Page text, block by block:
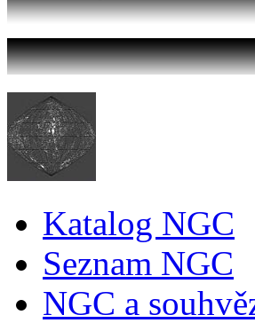
Katalog NGC
Seznam NGC
NGC a